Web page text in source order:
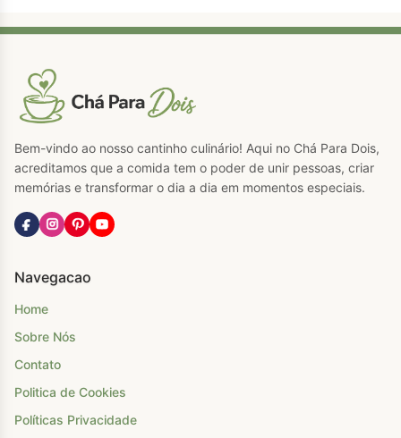
Bem-vindo ao nosso cantinho culinário! Aqui no Chá Para Dois,
acreditamos que a comida tem o poder de unir pessoas, criar
memórias e transformar o dia a dia em momentos especiais.
Navegacao
Home
Sobre Nós
Contato
Politica de Cookies
Políticas Privacidade